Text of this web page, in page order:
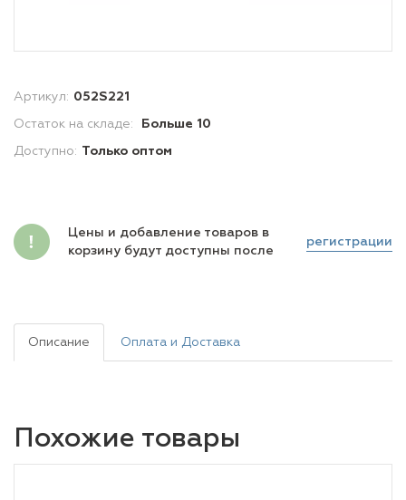
Артикул: 052S221
Остаток на складе: Больше 10
Доступно: Только оптом
Цены и добавление товаров в
корзину будут доступны после
регистрации
Описание Оплата и Доставка
Похожие товары